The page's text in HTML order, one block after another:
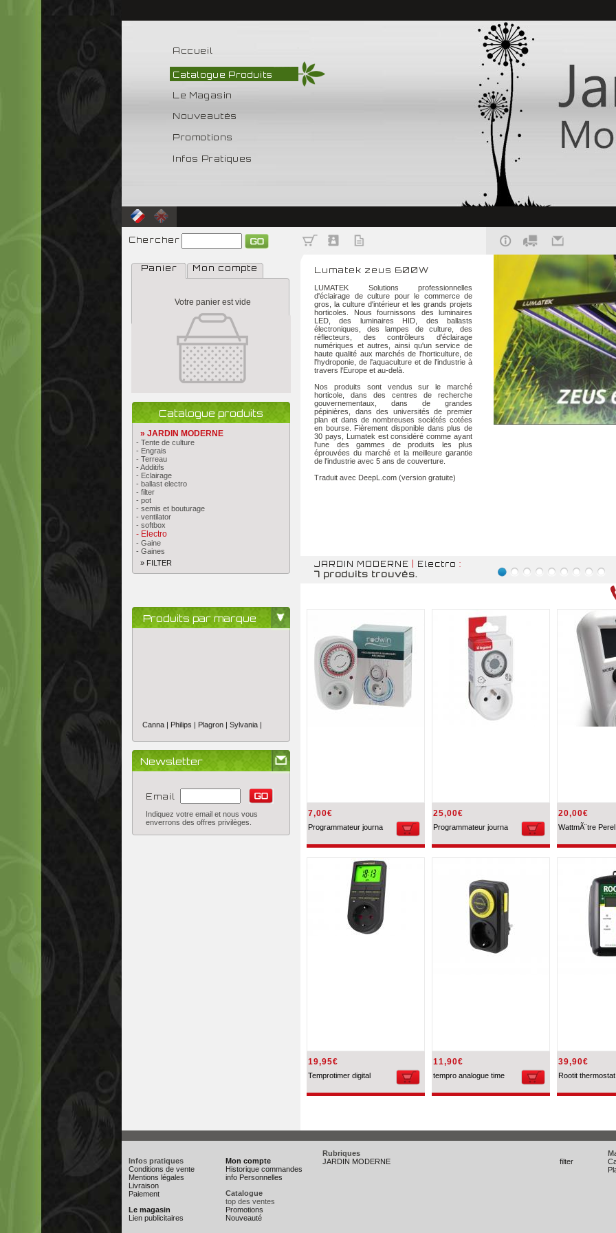
Accueil
Catalogue Produits
Le Magasin
Nouveautés
Promotions
Infos Pratiques
Chercher
Panier Mon compte
Votre panier est vide
Catalogue produits
» JARDIN MODERNE
- Tente de culture
- Engrais
- Terreau
- Additifs
- Eclairage
- ballast electro
- filter
- pot
- semis et bouturage
- ventilator
- softbox
- Electro
- Gaine
- Gaines
» FILTER
Produits par marque
Newsletter
Email
Indiquez votre email et nous vous
enverrons des offres privilèges.
Lumatek zeus 600W
LUMATEK Solutions professionnelles
d'éclairage de culture pour le commerce de
gros, la culture d'intérieur et les grands projets
horticoles. Nous fournissons des luminaires
LED, des luminaires HID, des ballasts
électroniques, des lampes de culture, des
réflecteurs, des contrôleurs d'éclairage
numériques et autres, ainsi qu'un service de
haute qualité aux marchés de l'horticulture, de
l'hydroponie, de l'aquaculture et de l'industrie à
travers l'Europe et au-delà.
Nos produits sont vendus sur le marché
horticole, dans des centres de recherche
gouvernementaux, dans de grandes
pépinières, dans des universités de premier
plan et dans de nombreuses sociétés cotées
en bourse. Fièrement disponible dans plus de
30 pays, Lumatek est considéré comme ayant
l'une des gammes de produits les plus
éprouvées du marché et la meilleure garantie
de l'industrie avec 5 ans de couverture.
Traduit avec DeepL.com (version gratuite)
JARDIN MODERNE Electro :
7 produits trouvés.
7,00€
Programmateur journa
25,00€
Programmateur journa
20,00€
WattmÃ¨tre
19,95€
Temprotimer digital
11,90€
tempro analogue time
39,90€
Rootit thermostat
Infos pratiques
Conditions de vente
Mentions légales
Livraison
Paiement
Le magasin
Lien publicitaires
Mon compte
Historique commandes
info Personnelles
Catalogue
top des ventes
Promotions
Nouveauté
Rubriques
JARDIN MODERNE
filter